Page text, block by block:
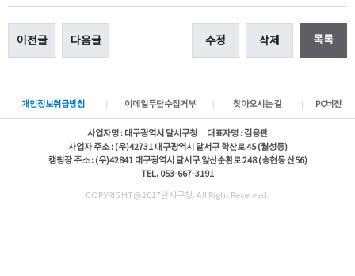
이전글 다음글 수정 삭제 목록
개인정보취급방침 이메일무단수집거부 찾아오시는 길 PC버전
사업자명 : 대구광역시 달서구청 대표자명 : 김용판
사업자 주소 : (우)42731 대구광역시 달서구 학산로 45 (월성동)
캠핑장 주소 : (우)42841 대구광역시 달서구 앞산순환로 248 (송현동 산56)
TEL. 053-667-3191
COPYRIGHT@2017달서구청. All Right Reserved.